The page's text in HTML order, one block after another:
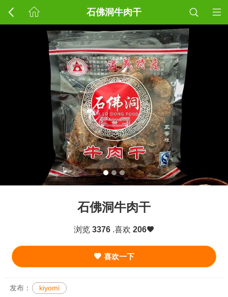
石佛洞牛肉干
石佛洞牛肉干
浏览 3376.喜欢 206
喜欢一下
发布： kiyomi